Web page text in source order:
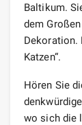
Baltikum.
dem
Dekoration.
Katzen“.
Hören Sie
wo sich die